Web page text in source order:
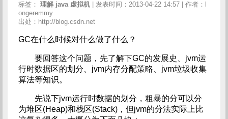
标签： 理解 java 虚拟机
| 发表时间：2013-04-22 14:57 | 作者：l
ongeremmy
出处：http://blog.csdn.net
GC在什么时候对什么做了什么？
要回答这个问题，先了解下GC的发展史、jvm运
行时数据区的划分、jvm内存分配策略、jvm垃圾收集
算法等知识。
先说下jvm运行时数据的划分，粗暴的分可以分
为堆区(Heap)和栈区(Stack)，但jvm的分法实际上比